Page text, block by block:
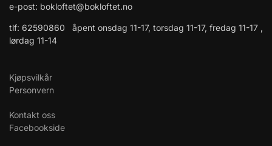
e-post: bokloftet@bokloftet.no
tlf: 62590860 åpent onsdag 11-17, torsdag 11-17, fredag 11-17 ,
lørdag 11-14
Kjøpsvilkår
Personvern
Kontakt oss
Facebookside